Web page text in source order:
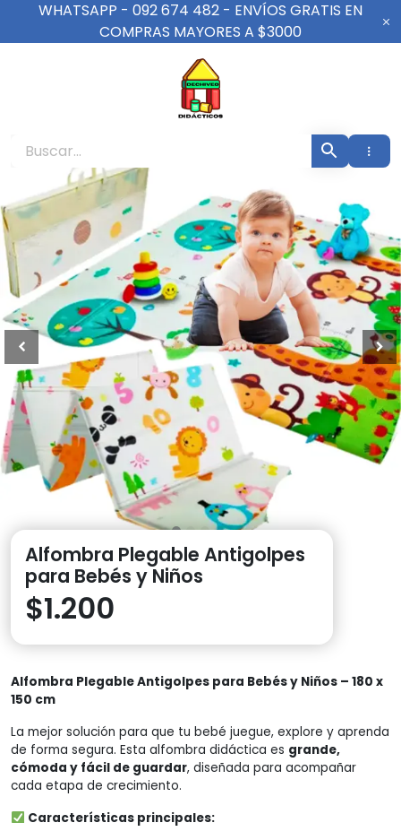
WHATSAPP - 092 674 482 - ENVÍOS GRATIS EN
COMPRAS MAYORES A $3000
De Chiveo
Alfombra Plegable Antigolpes
para Bebés y Niños
$1.200
Alfombra Plegable Antigolpes para Bebés y Niños – 180 x
150 cm
La mejor solución para que tu bebé juegue, explore y aprenda
de forma segura. Esta alfombra didáctica es grande,
cómoda y fácil de guardar, diseñada para acompañar
cada etapa de crecimiento.
Características principales: